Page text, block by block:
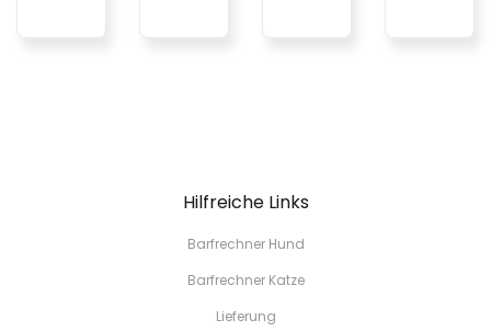
Hilfreiche Links
Barfrechner Hund
Barfrechner Katze
Lieferung